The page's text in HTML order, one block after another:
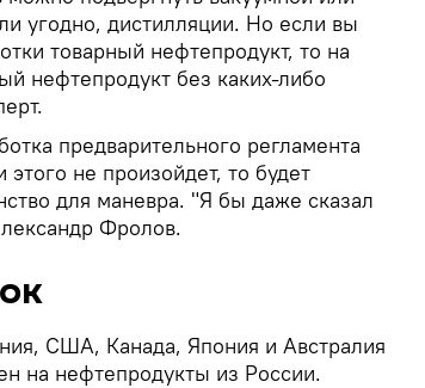
угодно, дистилляции. Но если вы
товарный нефтепродукт, то на
нефтепродукт без каких-либо
предварительного регламента
этого не произойдет, то будет
для маневра. "Я бы даже сказал
Фролов.
США, Канада, Япония и Австралия
на нефтепродукты из России.